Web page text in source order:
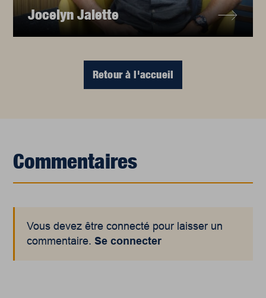
Jocelyn Jalette
Retour à l'accueil
Commentaires
Vous devez être connecté pour laisser un
commentaire.Se connecter